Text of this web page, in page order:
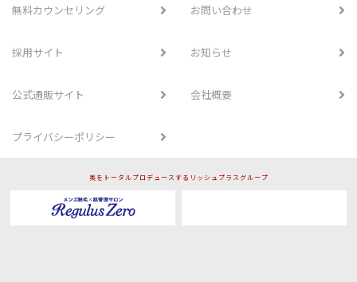
無料カウンセリング お問い合わせ
採用サイト お知らせ
公式通販サイト 会社概要
プライバシーポリシー
美をトータルプロデュースするリッシュプラスグループ